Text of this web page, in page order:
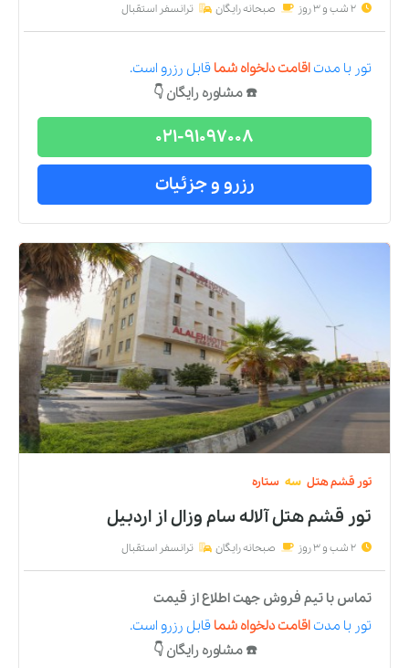
2 شب و 3 روز صبحانه رایگان ترانسفر استقبال
تور با مدتاقامت دلخواه شما قابل رزرو است.
☎️ مشاوره رایگان 👇
021-91097008
رزرو و جزئیات
تور قشمهتل سه ستاره
تور قشم هتل آلاله سام وزالاز اردبیل
2 شب و 3 روز صبحانه رایگان ترانسفر استقبال
تماس با تیم فروش جهت اطلاع از قیمت
تور با مدتاقامت دلخواه شما قابل رزرو است.
☎️ مشاوره رایگان 👇